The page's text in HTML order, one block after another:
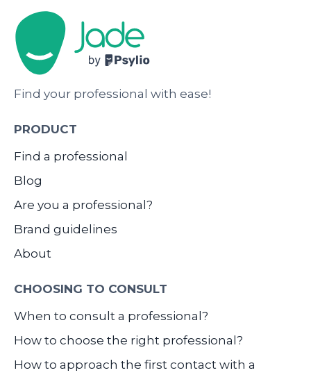
Find your professional with ease!
PRODUCT
Find a professional
Blog
Are you a professional?
Brand guidelines
About
CHOOSING TO CONSULT
When to consult a professional?
How to choose the right professional?
How to approach the first contact with a